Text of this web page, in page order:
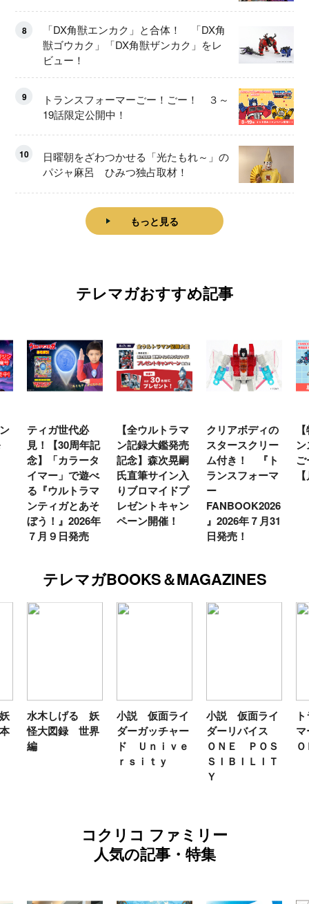
8
「DX角獣エンカク」と合体！ 「DX角
獣ゴウカク」「DX角獣ザンカク」をレ
ビュー！
9
トランスフォーマーごー！ごー！ ３～
19話限定公開中！
10
日曜朝をざわつかせる「光たもれ～」の
パジャ麻呂 ひみつ独占取材！
もっと見る
テレマガおすすめ記事
ティガ世代必
見！【30周年記
念】「カラータ
イマー」で遊べ
る『ウルトラマ
ンティガとあそ
ぼう！』2026年
７月９日発売
【全ウルトラマ
ン記録大鑑発売
記念】森次晃嗣
氏直筆サイン入
りブロマイドプ
レゼントキャン
ペーン開催！
クリアボディの
スタースクリー
ム付き！ 『ト
ランスフォーマ
ー
FANBOOK2026
』2026年７月31
日発売！
テレマガBOOKS＆MAGAZINES
水木しげる 妖
怪大図録 世界
編
小説 仮面ライ
ダーガッチャー
ド Ｕｎｉｖｅ
ｒｓｉｔｙ
小説 仮面ライ
ダーリバイス
ＯＮＥ ＰＯＳ
ＳＩＢＩＬＩＴ
Ｙ
コクリコ ファミリー
人気の記事・特集